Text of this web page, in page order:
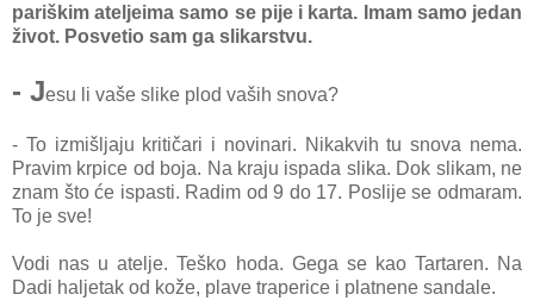
pariškim ateljeima samo se pije i karta. Imam samo jedan
život. Posvetio sam ga slikarstvu.
- Jesu li vaše slike plod vaših snova?
- To izmišljaju kritičari i novinari. Nikakvih tu snova nema.
Pravim krpice od boja. Na kraju ispada slika. Dok slikam, ne
znam što će ispasti. Radim od 9 do 17. Poslije se odmaram.
To je sve!
Vodi nas u atelje. Teško hoda. Gega se kao Tartaren. Na
Dadi haljetak od kože, plave traperice i platnene sandale.